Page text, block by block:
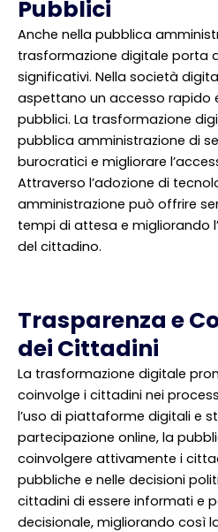
Pubblici
Anche nella pubblica
trasformazione digitale porta
significativi. Nella società
aspettano un accesso rapido
pubblici. La trasformazione
pubblica amministrazione di
burocratici e migliorare
Attraverso l’adozione di
amministrazione può offrire
tempi di attesa e migliorando
del cittadino.
Trasparenza e
dei Cittadini
La trasformazione digitale
coinvolge i cittadini nei
l’uso di piattaforme digitali e
partecipazione online, la
coinvolgere attivamente i
pubbliche e nelle decisioni
cittadini di essere informati e
decisionale, migliorando così